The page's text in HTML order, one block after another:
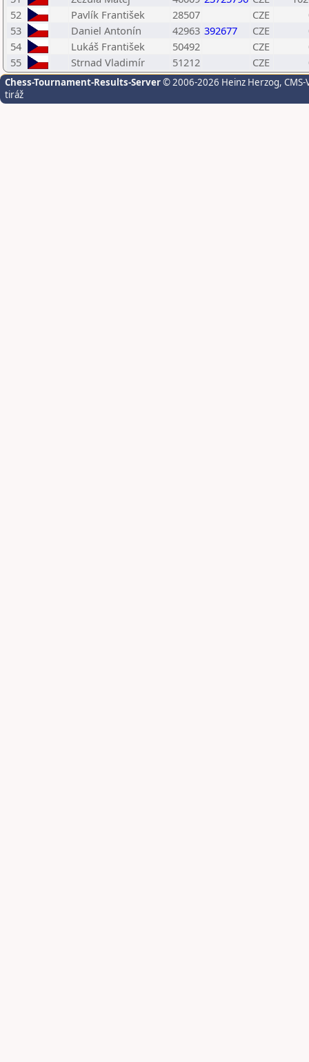
52
Pavlík František 28507 CZE
53
Daniel Antonín 42963 392677 CZE
54
Lukáš František 50492 CZE
55
Strnad Vladimír 51212 CZE
Chess-Tournament-Results-Server© 2006-2026 Heinz Herzog,
tiráž